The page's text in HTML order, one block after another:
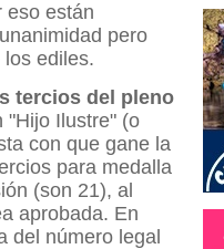
eso están
pero
ediles.
tercios del pleno
"Hijo Ilustre" (o
con que gane la
para medalla
(son 21), al
aprobada. En
del número legal